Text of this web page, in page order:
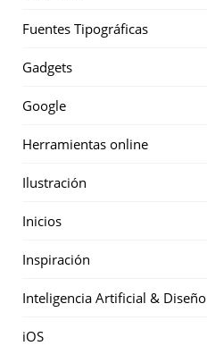
Fuentes Tipográficas
Gadgets
Google
Herramientas online
Ilustración
Inicios
Inspiración
Inteligencia Artificial & Diseño
iOS